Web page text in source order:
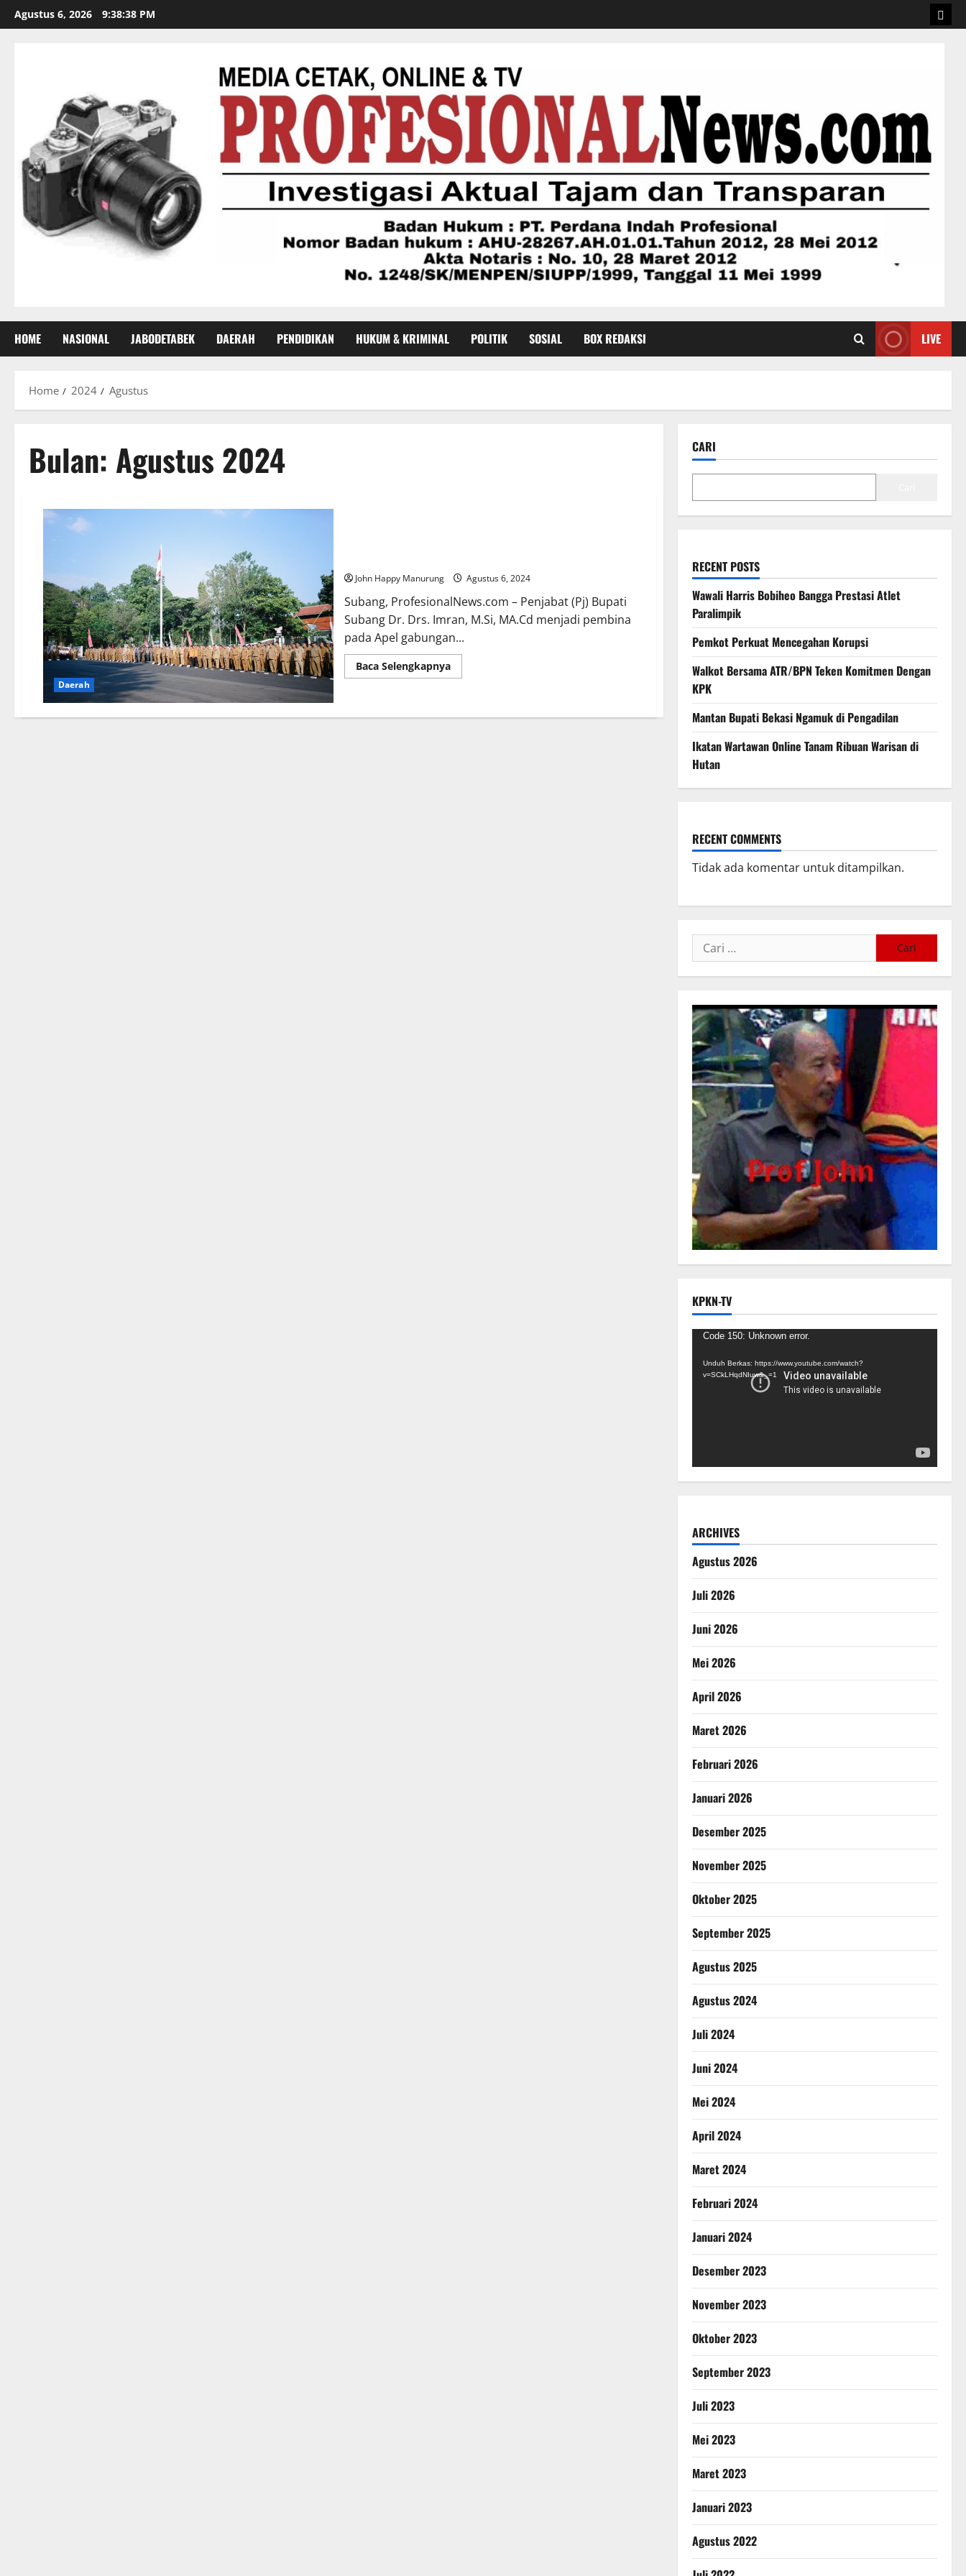
Agustus 6, 2026 9:38:39 PM
HOME NASIONAL JABODETABEK DAERAH PENDIDIKAN HUKUM & KRIMINAL POLITIK SOSIAL BOX REDAKSI LIVE
Home 2024 Agustus
Bulan: Agustus 2024
Daerah
John Happy Manurung Agustus 6, 2024
Subang, ProfesionalNews.com – Penjabat (Pj) Bupati
Subang Dr. Drs. Imran, M.Si, MA.Cd menjadi pembina
pada Apel gabungan...
Baca Selengkapnya
CARI
RECENT POSTS
Wawali Harris Bobiheo Bangga Prestasi Atlet
Paralimpik
Pemkot Perkuat Mencegahan Korupsi
Walkot Bersama ATR/BPN Teken Komitmen Dengan
KPK
Mantan Bupati Bekasi Ngamuk di Pengadilan
Ikatan Wartawan Online Tanam Ribuan Warisan di
Hutan
RECENT COMMENTS
Tidak ada komentar untuk ditampilkan.
KPKN-TV
Pemutar
Code 150: Unknown error.
Unduh Berkas: https://www.youtube.com/watch?
v=SCkLHqdNIuw&_=1
ARCHIVES
Agustus 2026
Juli 2026
Juni 2026
Mei 2026
April 2026
Maret 2026
Februari 2026
Januari 2026
Desember 2025
November 2025
Oktober 2025
September 2025
Agustus 2025
Agustus 2024
Juli 2024
Juni 2024
Mei 2024
April 2024
Maret 2024
Februari 2024
Januari 2024
Desember 2023
November 2023
Oktober 2023
September 2023
Juli 2023
Mei 2023
Maret 2023
Januari 2023
Agustus 2022